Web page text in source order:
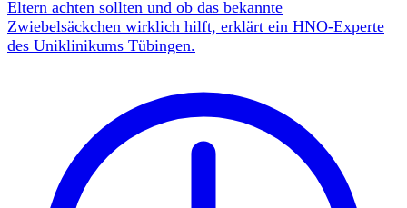
Eltern achten sollten und ob das bekannte
Zwiebelsäckchen wirklich hilft, erklärt ein HNO-Experte
des Uniklinikums Tübingen.